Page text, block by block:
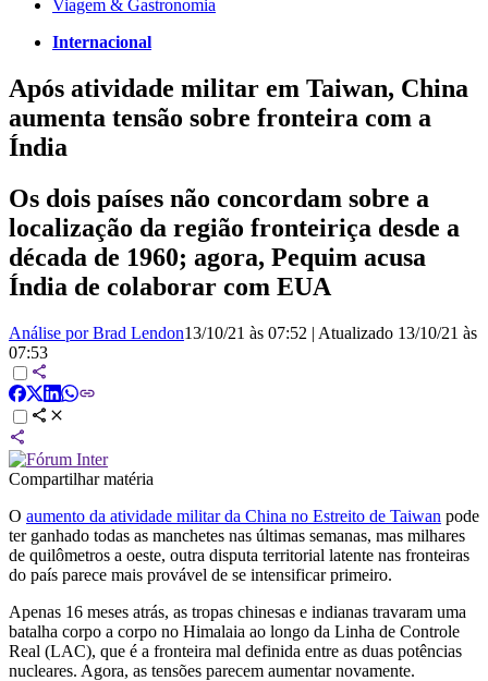
Viagem & Gastronomia
Internacional
Após atividade militar em Taiwan, China
aumenta tensão sobre fronteira com a
Índia
Os dois países não concordam sobre a
localização da região fronteiriça desde a
década de 1960; agora, Pequim acusa
Índia de colaborar com EUA
Análise por Brad Lendon13/10/21 às 07:52 | Atualizado 13/10/21 às
07:53
Compartilhar matéria
O aumento da atividade militar da China no Estreito de Taiwan pode
ter ganhado todas as manchetes nas últimas semanas, mas milhares
de quilômetros a oeste, outra disputa territorial latente nas fronteiras
do país parece mais provável de se intensificar primeiro.
Apenas 16 meses atrás, as tropas chinesas e indianas travaram uma
batalha corpo a corpo no Himalaia ao longo da Linha de Controle
Real (LAC), que é a fronteira mal definida entre as duas potências
nucleares. Agora, as tensões parecem aumentar novamente.